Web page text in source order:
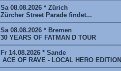
Sa 08.08.2026 * Zürich
Zürcher Street Parade findet...
Sa 08.08.2026 * Bremen
30 YEARS OF FATMAN D TOUR
Fr 14.08.2026 * Sande
ACE OF RAVE - LOCAL HERO EDITION